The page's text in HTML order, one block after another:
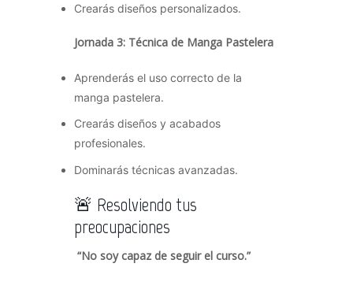
Crearás diseños personalizados.
Jornada 3: Técnica de Manga Pastelera
Aprenderás el uso correcto de la
manga pastelera.
Crearás diseños y acabados
profesionales.
Dominarás técnicas avanzadas.
🚨 Resolviendo tus
preocupaciones
“No soy capaz de seguir el curso.”